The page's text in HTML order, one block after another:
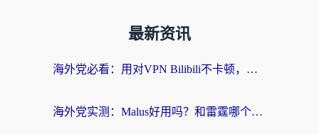
最新资讯
海外党必看：用对VPN Bilibili不卡顿，英国玩国内游戏也丝滑——2026回国加速器选择指南
海外党实测：Malus好用吗？和雷霆哪个好？+ 3款热门加速器深度对比